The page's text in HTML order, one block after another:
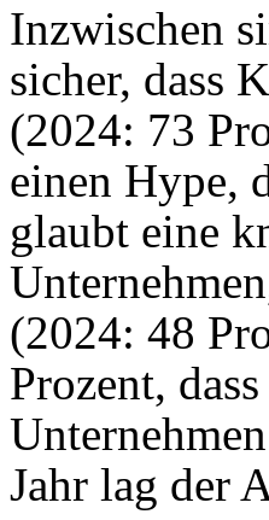
Inzwischen
sicher, dass
(2024: 73
einen Hype,
glaubt eine
(2024: 48
Prozent,
Jahr lag der